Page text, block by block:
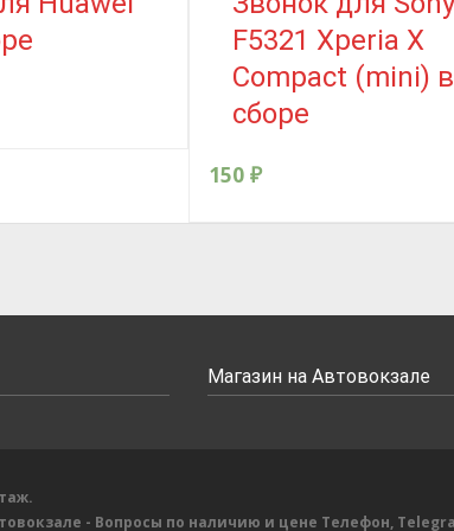
F5321 Xperia X
Compact (mini) в
сборе
150 ₽
Магазин на Автовокзале
- Вопросы по наличию и цене Телефон,